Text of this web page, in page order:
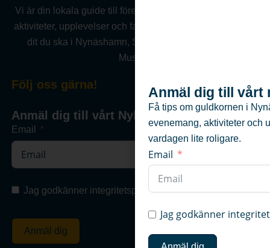
Vi är din lokala guide till företag, föreningar, evenemang,
aktiviteter, upplevelser och fastigheter .Vi hjälper dig hitta
dit du ska i Nynäshamn, Sorunda, Ösmo, Torö eller
Muskö.
Följ oss gärna!
Anmäl dig till vårt Nyhetsbrev
Email
Jag godkänner integritetspolicyn
Anmäl dig
Anmäl dig till vårt
Få tips om guldkornen i
evenemang, aktiviteter och
vardagen lite roligare.
Email
Jag godkänner